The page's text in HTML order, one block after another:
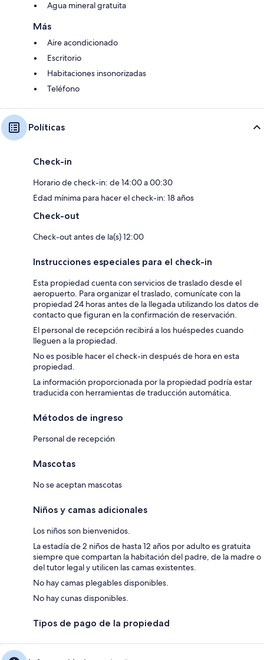
Agua mineral gratuita
Más
Aire acondicionado
Escritorio
Habitaciones insonorizadas
Teléfono
Políticas
Check-in
Horario de check-in: de 14:00 a 00:30
Edad mínima para hacer el check-in: 18 años
Check-out
Check-out antes de la(s) 12:00
Instrucciones especiales para el check-in
Esta propiedad cuenta con servicios de traslado desde el
aeropuerto. Para organizar el traslado, comunícate con la
propiedad 24 horas antes de la llegada utilizando los datos de
contacto que figuran en la confirmación de reservación.
El personal de recepción recibirá a los huéspedes cuando
lleguen a la propiedad.
No es posible hacer el check-in después de hora en esta
propiedad.
La información proporcionada por la propiedad podría estar
traducida con herramientas de traducción automática.
Métodos de ingreso
Personal de recepción
Mascotas
No se aceptan mascotas
Niños y camas adicionales
Los niños son bienvenidos.
La estadía de 2 niños de hasta 12 años por adulto es gratuita
siempre que compartan la habitación del padre, de la madre o
del tutor legal y utilicen las camas existentes.
No hay camas plegables disponibles.
No hay cunas disponibles.
Tipos de pago de la propiedad